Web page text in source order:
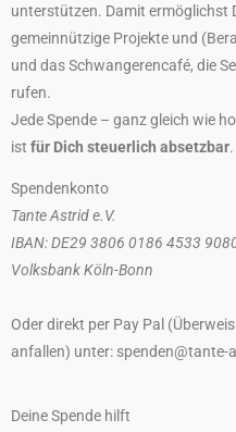
unterstützen. Damit ermöglichst
gemeinnützige Projekte und
und das Schwangerencafé, die
rufen.
Jede Spende – ganz gleich wie
ist für Dich steuerlich absetzbar.
Spendenkonto
Tante Astrid e.V.
IBAN: DE29 3806 0186 4533
Volksbank Köln-Bonn
Oder direkt per Pay Pal
anfallen) unter: spenden@tante-
Deine Spende hilft